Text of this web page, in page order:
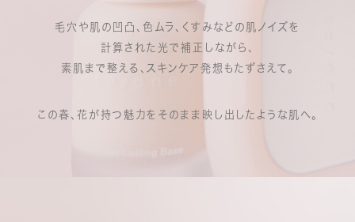
毛穴や肌の凹凸、色ムラ、くすみなどの肌ノイズを
計算された光で補正しながら、
素肌まで整える、スキンケア発想もたずさえて。
この春、花が持つ魅力をそのまま映し出したような肌へ。